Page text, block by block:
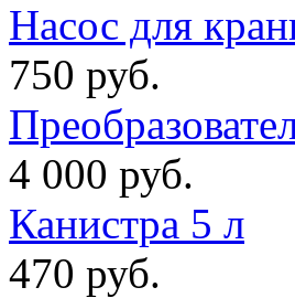
Насос для
750 руб.
4 000 руб.
Канистра 5 л
470 руб.